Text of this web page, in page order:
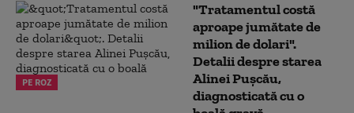
PE ROZ
"Tratamentul costă
aproape jumătate de
milion de dolari".
Detalii despre starea
Alinei Pușcău,
diagnosticată cu o